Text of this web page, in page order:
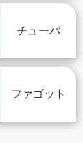
チューバ
ファゴット